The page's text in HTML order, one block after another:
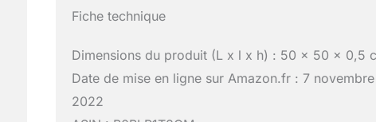
Fiche technique
Dimensions du produit (L x l x h) : 50 x 50 x 0,5
Date de mise en ligne sur Amazon.fr : 7 novembre
2022